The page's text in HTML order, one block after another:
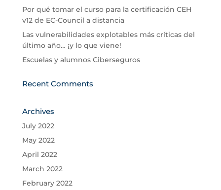
Por qué tomar el curso para la certificación CEH
v12 de EC-Council a distancia
Las vulnerabilidades explotables más críticas del
último año… ¡y lo que viene!
Escuelas y alumnos Ciberseguros
Recent Comments
Archives
July 2022
May 2022
April 2022
March 2022
February 2022